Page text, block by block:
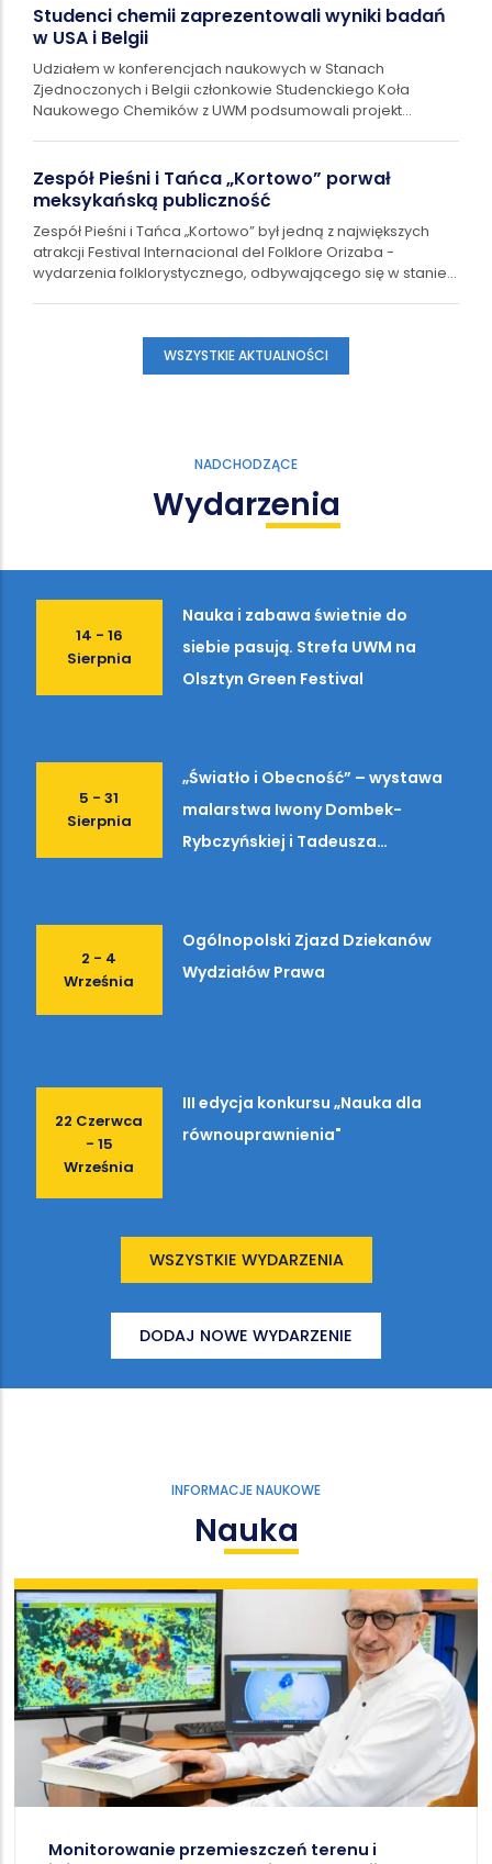
Studenci chemii zaprezentowali wyniki badań
w USA i Belgii
Udziałem w konferencjach naukowych w Stanach
Zjednoczonych i Belgii członkowie Studenckiego Koła
Naukowego Chemików z UWM podsumowali projekt
Zespół Pieśni i Tańca „Kortowo” porwał
meksykańską publiczność
Zespół Pieśni i Tańca „Kortowo” był jedną z największych
atrakcji Festival Internacional del Folklore Orizaba -
wydarzenia folklorystycznego, odbywającego się w stanie
WSZYSTKIE AKTUALNOŚCI
NADCHODZĄCE
Wydarzenia
14 - 16
Sierpnia
Nauka i zabawa świetnie do
siebie pasują. Strefa UWM na
Olsztyn Green Festival
5 - 31
Sierpnia
„Światło i Obecność” – wystawa
malarstwa Iwony Dombek-
Rybczyńskiej i Tadeusza
2 - 4
Września
Ogólnopolski Zjazd Dziekanów
Wydziałów Prawa
22 Czerwca
- 15
Września
III edycja konkursu „Nauka dla
równouprawnienia"
WSZYSTKIE WYDARZENIA
DODAJ NOWE WYDARZENIE
INFORMACJE NAUKOWE
Nauka
Monitorowanie przemieszczeń terenu i